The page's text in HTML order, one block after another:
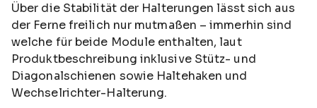
Über die Stabilität der Halterungen lässt sich aus
der Ferne freilich nur mutmaßen – immerhin sind
welche für beide Module enthalten, laut
Produktbeschreibung inklusive Stütz- und
Diagonalschienen sowie Haltehaken und
Wechselrichter-Halterung.